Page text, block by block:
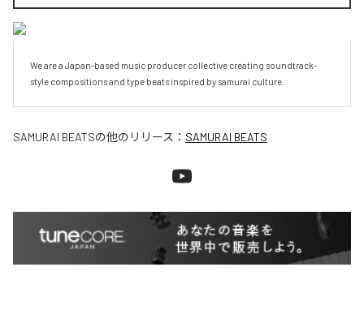
We are a Japan-based music producer collective creating soundtrack-
style compositions and type beats inspired by samurai culture.
SAMURAI BEATSの他のリリース： SAMURAI BEATS